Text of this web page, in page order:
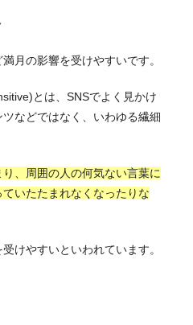
月の影響を受けやすいです。
とは、SNSでよく見かけ
などではなく、いわゆる繊細
、周囲の人の何気ない言葉に
いたたまれなくなったりな
けやすいといわれています。